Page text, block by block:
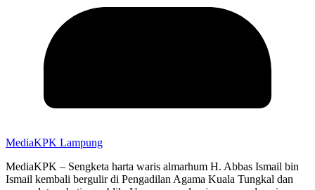
MediaKPK Lampung
MediaKPK – Sengketa harta waris almarhum H. Abbas Ismail bin
Ismail kembali bergulir di Pengadilan Agama Kuala Tungkal dan